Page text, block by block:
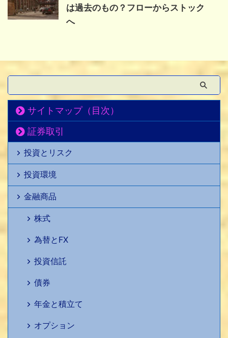
は過去のもの？フローからストック
へ
サイトマップ（目次）
証券取引
投資とリスク
投資環境
金融商品
株式
為替とFX
投資信託
債券
年金と積立て
オプション